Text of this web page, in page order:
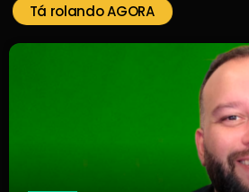
Tá rolando AGORA